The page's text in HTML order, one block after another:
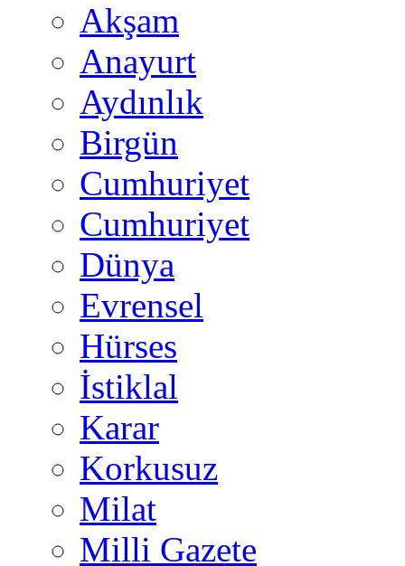
Akşam
Anayurt
Aydınlık
Birgün
Cumhuriyet
Cumhuriyet
Dünya
Evrensel
Hürses
İstiklal
Karar
Korkusuz
Milat
Milli Gazete